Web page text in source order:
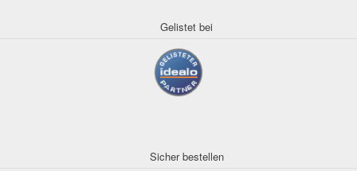
Gelistet bei
Sicher bestellen